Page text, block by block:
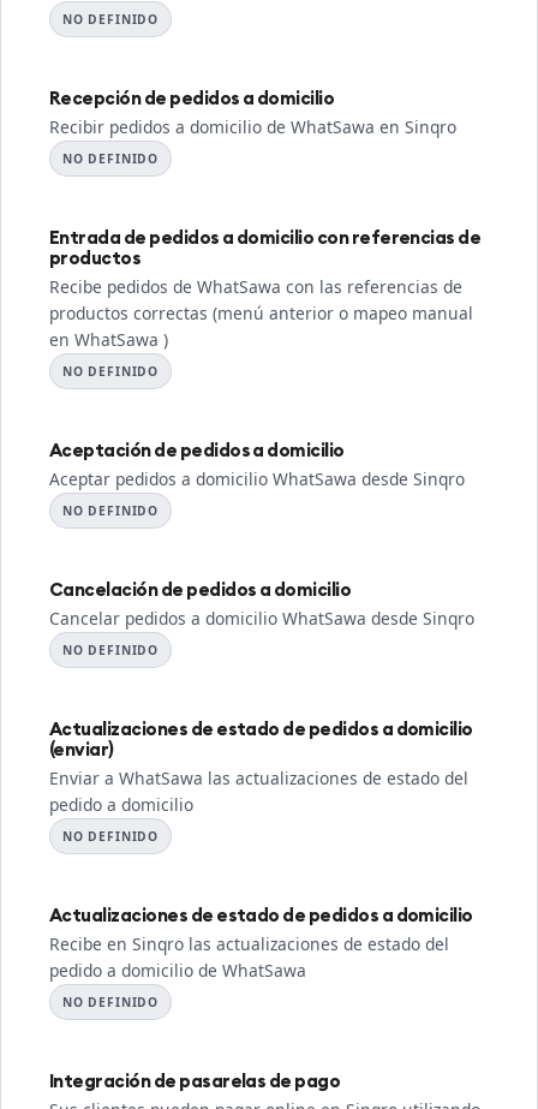
NO DEFINIDO
Recepción de pedidos a domicilio
Recibir pedidos a domicilio de WhatSawa en Sinqro
NO DEFINIDO
Entrada de pedidos a domicilio con referencias de
productos
Recibe pedidos de WhatSawa con las referencias de
productos correctas (menú anterior o mapeo manual
en WhatSawa )
NO DEFINIDO
Aceptación de pedidos a domicilio
Aceptar pedidos a domicilio WhatSawa desde Sinqro
NO DEFINIDO
Cancelación de pedidos a domicilio
Cancelar pedidos a domicilio WhatSawa desde Sinqro
NO DEFINIDO
Actualizaciones de estado de pedidos a domicilio
(enviar)
Enviar a WhatSawa las actualizaciones de estado del
pedido a domicilio
NO DEFINIDO
Actualizaciones de estado de pedidos a domicilio
Recibe en Sinqro las actualizaciones de estado del
pedido a domicilio de WhatSawa
NO DEFINIDO
Integración de pasarelas de pago